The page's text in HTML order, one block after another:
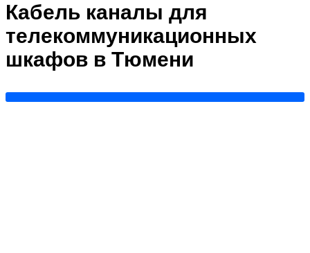
Кабель каналы для
телекоммуникационных
шкафов в Тюмени